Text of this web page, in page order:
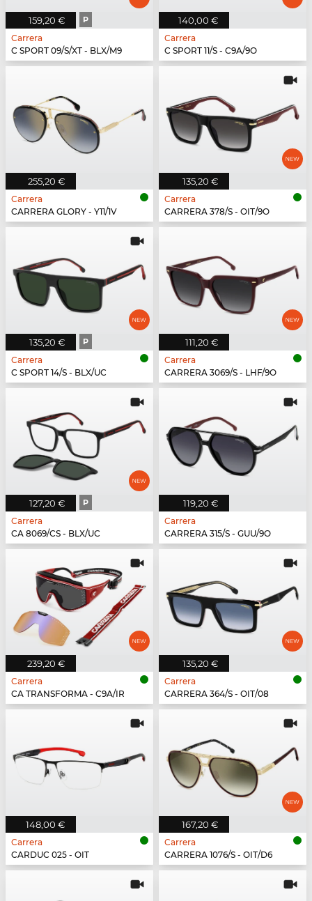
159,20 € P
Carrera
C SPORT 09/S/XT - BLX/M9
140,00 €
Carrera
C SPORT 11/S - C9A/9O
255,20 €
Carrera
CARRERA GLORY - Y11/1V
135,20 €
Carrera
CARRERA 378/S - OIT/9O
135,20 € P
Carrera
C SPORT 14/S - BLX/UC
111,20 €
Carrera
CARRERA 3069/S - LHF/9O
127,20 € P
Carrera
CA 8069/CS - BLX/UC
119,20 €
Carrera
CARRERA 315/S - GUU/9O
239,20 €
Carrera
CA TRANSFORMA - C9A/IR
135,20 €
Carrera
CARRERA 364/S - OIT/08
148,00 €
Carrera
CARDUC 025 - OIT
167,20 €
Carrera
CARRERA 1076/S - OIT/D6